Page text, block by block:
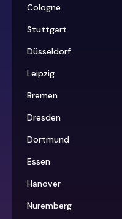
Cologne
Stuttgart
Düsseldorf
Leipzig
Bremen
Dresden
Dortmund
Essen
Hanover
Nuremberg